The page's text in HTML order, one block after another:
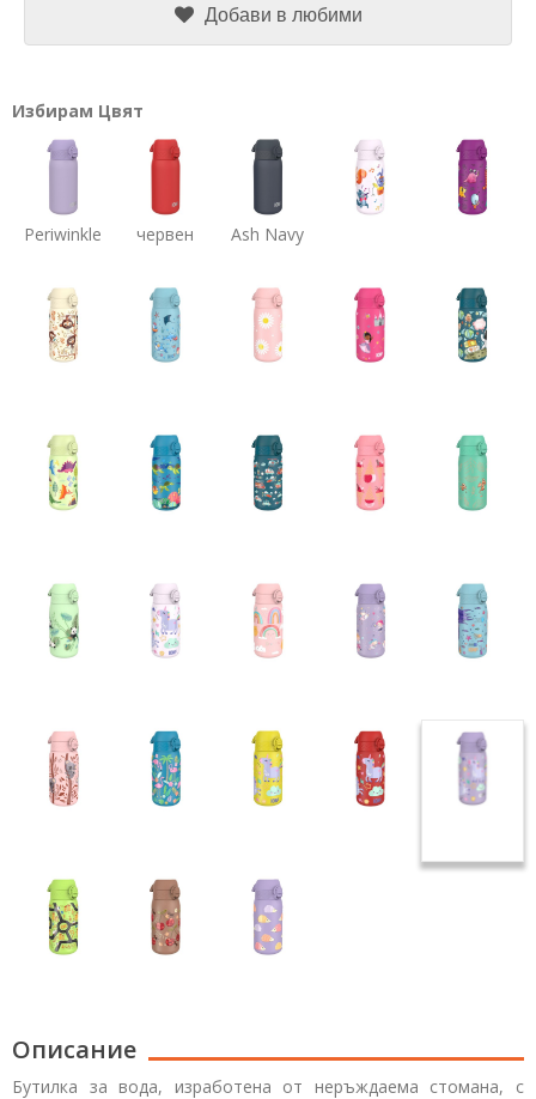
Добави в любими
Избирам Цвят
Periwinkle червен Ash Navy
Описание
Бутилка за вода, изработена от неръждаема стомана, с